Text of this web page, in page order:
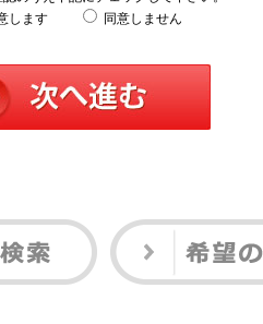
します
同意しません